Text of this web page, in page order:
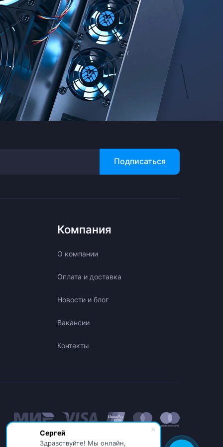
Сергей
Здравствуйте! Мы онлайн,
Подписаться
Компания
О компании
Оплата и доставка
Новости и блог
Вакансии
Контакты